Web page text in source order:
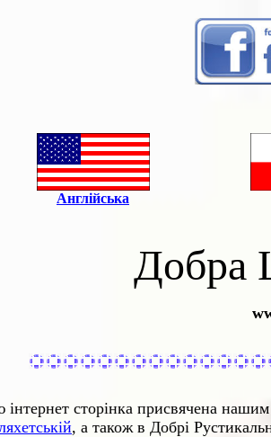
Англійська
Добра
сторінка присвячена
, а також в Добрі